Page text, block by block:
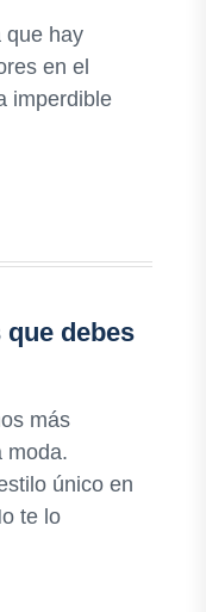
que hay
en el
imperdible
debes
más
moda.
único en
te lo